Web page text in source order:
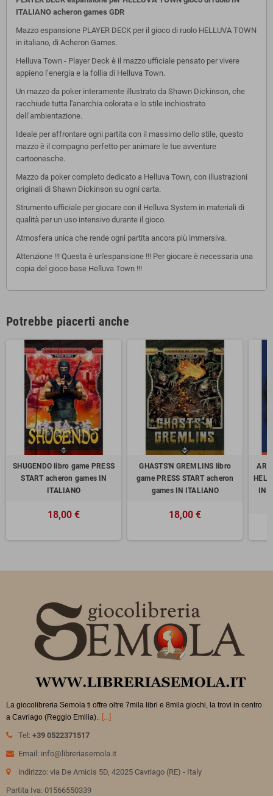
ITALIANO acheron games GDR
Mazzo espansione PLAYER DECK per il gioco di ruolo HELLUVA TOWN
in italiano, di Acheron Games.
Helluva Town - Player Deck è il mazzo ufficiale pensato per vivere
appieno l’energia e la follia di Helluva Town.
Un mazzo da poker interamente illustrato da Shawn Dickinson, che
racchiude tutta l'anarchia colorata e lo stile inchiostrato
dell’ambientazione.
Ideale per affrontare ogni partita con il massimo dello stile, questo
mazzo è il compagno perfetto per animare le tue avventure
cartoonesche.
Mazzo da poker completo dedicato a Helluva Town, con illustrazioni
originali di Shawn Dickinson su ogni carta.
Strumento ufficiale per giocare con il Helluva System in materiali di
qualità per un uso intensivo durante il gioco.
Atmosfera unica che rende ogni partita ancora più immersiva.
Attenzione !!! Questa è un'espansione !!! Per giocare è necessaria una
copia del gioco base Helluva Town !!!
Potrebbe piacerti anche
SHUGENDO libro game PRESS
START acheron games IN
ITALIANO
18,00 €
GHASTS'N GREMLINS libro
game PRESS START acheron
games IN ITALIANO
18,00 €
ART
IN
La giocolibreria Semola ti offre oltre 7mila libri e 8mila giochi, la trovi in centro
a Cavriago (Reggio Emilia).. [...]
Tel: +39 0522371517
Email: info@libreriasemola.it
indirizzo: via De Amicis 5D, 42025 Cavriago (RE) - Italy
Partita Iva: 01566550339